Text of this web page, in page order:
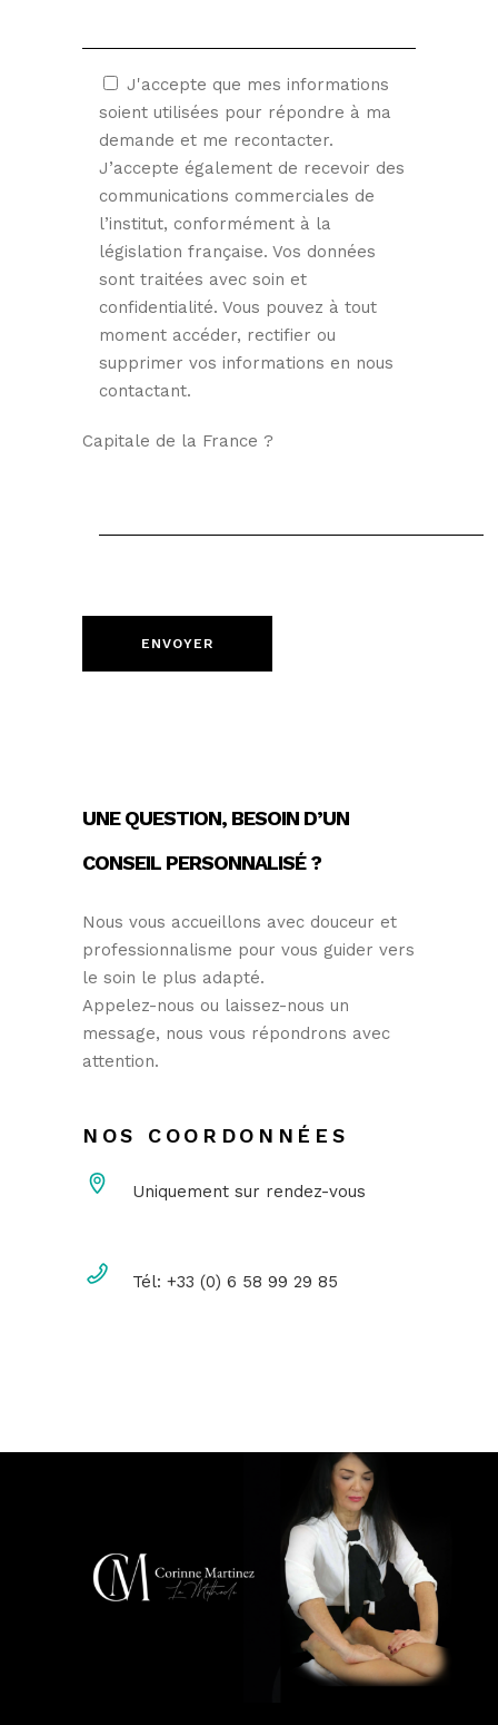
J'accepte que mes informations
soient utilisées pour répondre à ma
demande et me recontacter.
J’accepte également de recevoir des
communications commerciales de
l’institut, conformément à la
législation française. Vos données
sont traitées avec soin et
confidentialité. Vous pouvez à tout
moment accéder, rectifier ou
supprimer vos informations en nous
contactant.
Capitale de la France ?
UNE QUESTION, BESOIN D’UN
CONSEIL PERSONNALISÉ ?
Nous vous accueillons avec douceur et
professionnalisme pour vous guider vers
le soin le plus adapté.
Appelez-nous ou laissez-nous un
message, nous vous répondrons avec
attention.
NOS COORDONNÉES
Uniquement sur rendez-vous
Tél: +33 (0) 6 58 99 29 85